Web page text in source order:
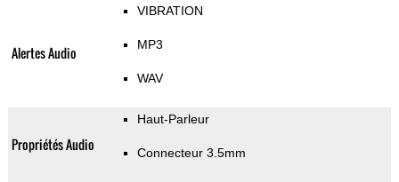
Alertes Audio
VIBRATION
MP3
WAV
Propriétés Audio
Haut-Parleur
Connecteur 3.5mm